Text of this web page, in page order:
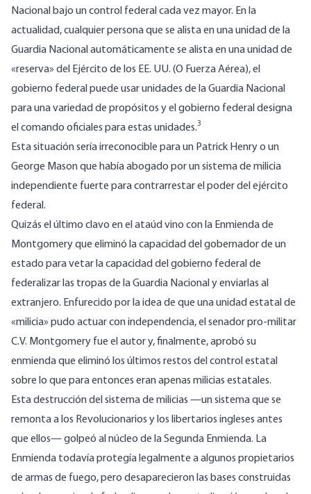
Nacional bajo un control federal cada vez mayor. En la
actualidad, cualquier persona que se alista en una unidad de la
Guardia Nacional automáticamente se alista en una unidad de
«reserva» del Ejército de los EE. UU. (O Fuerza Aérea), el
gobierno federal puede usar unidades de la Guardia Nacional
para una variedad de propósitos y el gobierno federal designa
el comando oficiales para estas unidades.3
Esta situación sería irreconocible para un Patrick Henry o un
George Mason que había abogado por un sistema de milicia
independiente fuerte para contrarrestar el poder del ejército
federal.
Quizás el último clavo en el ataúd vino con la Enmienda de
Montgomery que eliminó la capacidad del gobernador de un
estado para vetar la capacidad del gobierno federal de
federalizar las tropas de la Guardia Nacional y enviarlas al
extranjero. Enfurecido por la idea de que una unidad estatal de
«milicia» pudo actuar con independencia, el senador pro-militar
C.V. Montgomery fue el autor y, finalmente, aprobó su
enmiendaque eliminó los últimos restos del control estatal
sobre lo que para entonces eran apenas milicias estatales.
Esta destrucción del sistema de milicias —un sistema que se
remonta a los Revolucionarios y los libertarios ingleses antes
que ellos— golpeó al núcleo de la Segunda Enmienda. La
Enmienda todavía protegía legalmente a algunos propietarios
de armas de fuego, pero desaparecieron las bases construidas